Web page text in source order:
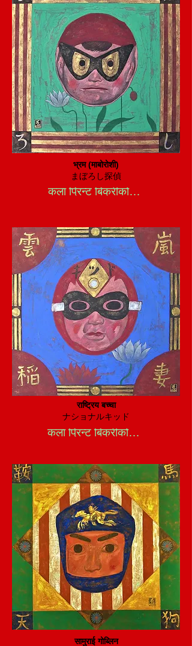
भ्रम (माबोरोशी)
まぼろし探偵
कला प्रिन्ट बिक्रीको लागि
राष्ट्रिय बच्चा
ナショナルキッド
कला प्रिन्ट बिक्रीको लागि
सामुराई गोब्लिन